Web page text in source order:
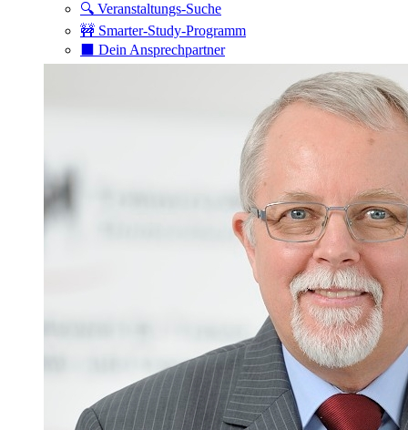
🔍 Veranstaltungs-Suche
🚧 Smarter-Study-Programm
⬛️ Dein Ansprechpartner